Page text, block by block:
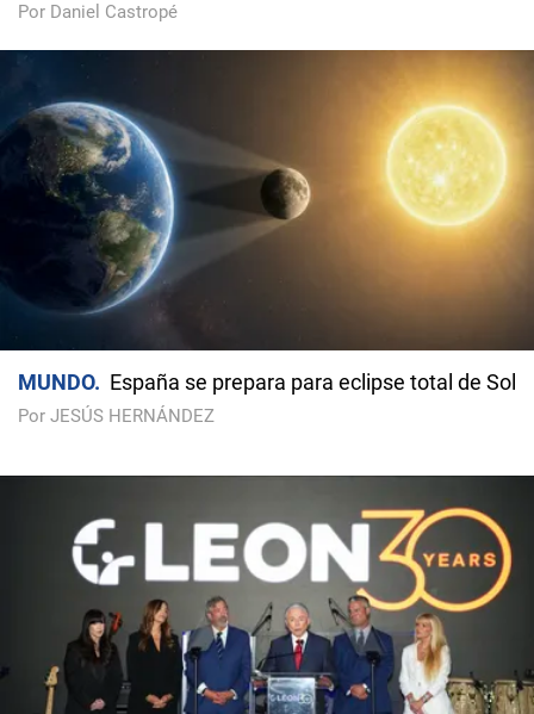
Por Daniel Castropé
MUNDO España se prepara para eclipse total de Sol
Por JESÚS HERNÁNDEZ